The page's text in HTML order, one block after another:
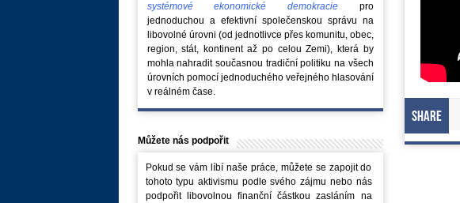
Share
systémové ekonomické demokracie pro
jednoduchou a efektivní společenskou správu na
libovolné úrovni (od jednotlivce přes komunitu, obec,
region, stát, kontinent až po celou Zemi), která by
mohla nahradit současnou tradiční politiku na všech
úrovních pomocí jednoduchého veřejného hlasování
v reálném čase.
Můžete nás podpořit
Pokud se vám líbí naše práce, můžete se zapojit do
tohoto typu aktivismu podle svého zájmu nebo nás
podpořit libovolnou finanční částkou zasláním na